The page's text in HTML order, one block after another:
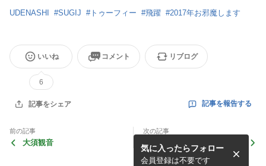
UDENASHI #SUGIJ #トゥーフィー #飛躍 #2017年お邪魔します
いいね
6
コメント リブログ
記事をシェア 記事を報告する
前の記事
大須観音
次の記事
2016年たくんさのありがと
う～感謝の一年～
気に入ったらフォロー
会員登録は不要です